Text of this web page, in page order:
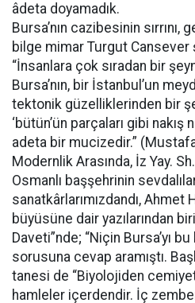
âdeta doyamadık.
Bursa’nın cazibesinin
bilge mimar Turgut Cansever
“İnsanlara çok sıradan bir
Bursa’nın, bir İstanbul’un
tektonik güzelliklerinden bir
‘bütün’ün parçaları gibi nakış
adeta bir mucizedir.”
Modernlik Arasında, İz Yay.
Osmanlı başşehrinin
sanatkârlarımızdandı, Ahmet
büyüsüne dair yazılarından
Daveti”nde; “Niçin Bursa’yı
sorusuna cevap aramıştı.
tanesi de “Biyolojiden
hamleler içerdendir. İç